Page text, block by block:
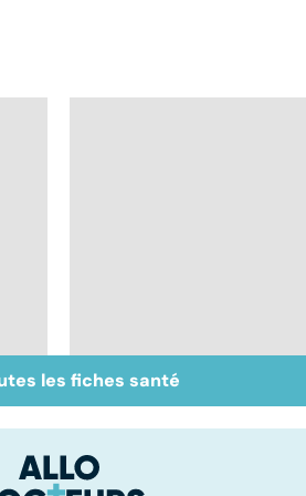
Tout savoir sur les
virus
les fiches santé